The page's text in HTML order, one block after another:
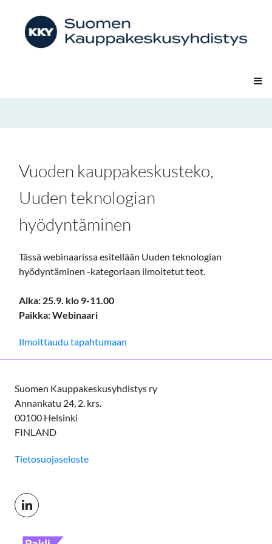
Vuoden kauppakeskusteko,
Uuden teknologian
hyödyntäminen
Tässä webinaarissa esitellään Uuden teknologian
hyödyntäminen -kategoriaan ilmoitetut teot.
Aika: 25.9. klo 9-11.00
Paikka: Webinaari
Ilmoittaudu tapahtumaan
Suomen Kauppakeskusyhdistys ry
Annankatu 24, 2. krs.
00100 Helsinki
FINLAND
Tietosuojaseloste